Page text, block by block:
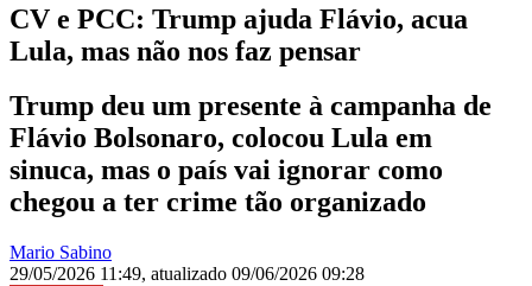
CV e PCC: Trump ajuda Flávio, acua
Lula, mas não nos faz pensar
Trump deu um presente à campanha de
Flávio Bolsonaro, colocou Lula em
sinuca, mas o país vai ignorar como
chegou a ter crime tão organizado
Mario Sabino
29/05/2026 11:49, atualizado 09/06/2026 09:28